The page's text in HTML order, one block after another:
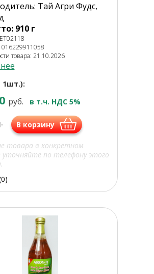
Тай Агри Фудс,
910 г
товара: 21.10.2026
1шт.):
руб. в т.ч. НДС 5%
В корзину
товара в конкретном
уточняйте по телефону этого